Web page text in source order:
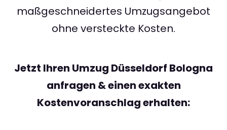
maßgeschneidertes Umzugsangebot
ohne versteckte Kosten.
Jetzt Ihren Umzug Düsseldorf Bologna
anfragen & einen exakten
Kostenvoranschlag erhalten: